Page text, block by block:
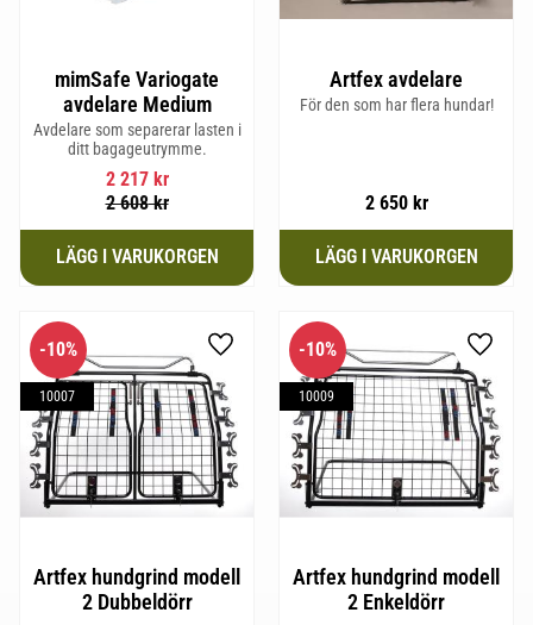
mimSafe Variogate
avdelare Medium
Avdelare som separerar lasten i
ditt bagageutrymme.
2 217kr
2 608kr
Artfex avdelare
För den som har flera hundar!
2 650kr
Artfex hundgrind modell
2 Dubbeldörr
10%
10007
Lägg till i favoriter
Artfex hundgrind modell
2 Enkeldörr
10%
10009
Lägg